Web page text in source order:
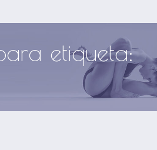
etiqueta: